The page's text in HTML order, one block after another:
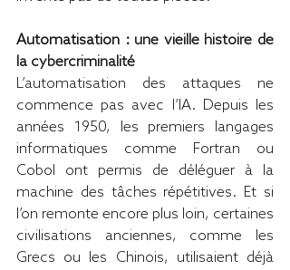
Automatisation : une vieille histoire de
la cybercriminalité
L’automatisation des attaques ne
commence pas avec l’IA. Depuis les
années 1950, les premiers langages
informatiques comme Fortran ou
Cobol ont permis de déléguer à la
machine des tâches répétitives. Et si
l’on remonte encore plus loin, certaines
civilisations anciennes, comme les
Grecs ou les Chinois, utilisaient déjà